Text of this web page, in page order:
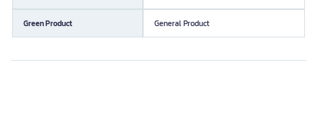
Green Product General Product